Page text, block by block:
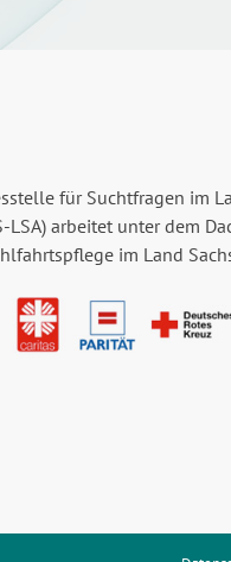
für Suchtfragen im
LSA) arbeitet unter dem
im Land